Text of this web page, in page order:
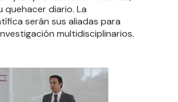
diario. La
serán sus aliadas para
multidisciplinarios.